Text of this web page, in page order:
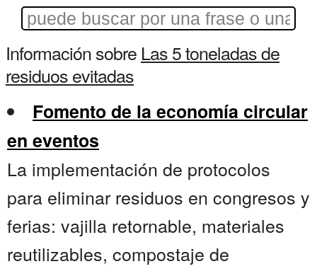
Información sobre Las 5 toneladas de
residuos evitadas
Fomento de la economía circular
en eventos
La implementación de protocolos
para eliminar residuos en congresos y
ferias: vajilla retornable, materiales
reutilizables, compostaje de